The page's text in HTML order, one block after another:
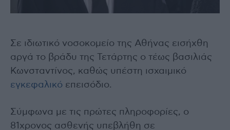
Σε ιδιωτικό νοσοκομείο της Αθήνας εισήχθη
αργά το βράδυ της Τετάρτης ο τέως βασιλιάς
Κωνσταντίνος, καθώς υπέστη ισχαιμικό
εγκεφαλικό επεισόδιο.
Σύμφωνα με τις πρώτες πληροφορίες, ο
81χρονος ασθενής υπεβλήθη σε